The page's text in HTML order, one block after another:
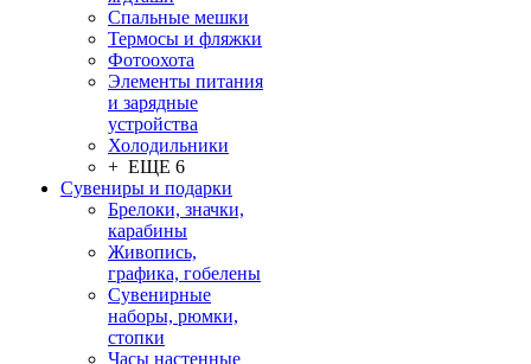
Спальные мешки
Термосы и фляжки
Фотоохота
Элементы питания
и зарядные
устройства
Холодильники
+ ЕЩЕ 6
Сувениры и подарки
Брелоки, значки,
карабины
Живопись,
графика, гобелены
Сувенирные
наборы, рюмки,
стопки
Часы настенные